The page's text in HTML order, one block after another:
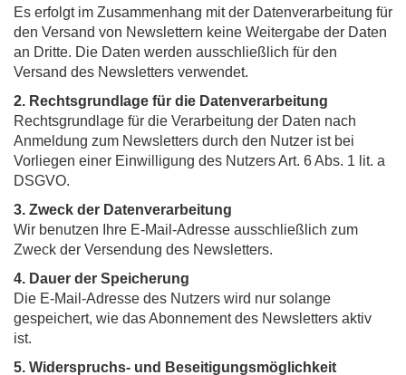
Es erfolgt im Zusammenhang mit der Datenverarbeitung für
den Versand von Newslettern keine Weitergabe der Daten
an Dritte. Die Daten werden ausschließlich für den
Versand des Newsletters verwendet.
2. Rechtsgrundlage für die Datenverarbeitung
Rechtsgrundlage für die Verarbeitung der Daten nach
Anmeldung zum Newsletters durch den Nutzer ist bei
Vorliegen einer Einwilligung des Nutzers Art. 6 Abs. 1 lit. a
DSGVO.
3. Zweck der Datenverarbeitung
Wir benutzen Ihre E-Mail-Adresse ausschließlich zum
Zweck der Versendung des Newsletters.
4. Dauer der Speicherung
Die E-Mail-Adresse des Nutzers wird nur solange
gespeichert, wie das Abonnement des Newsletters aktiv
ist.
5. Widerspruchs- und Beseitigungsmöglichkeit